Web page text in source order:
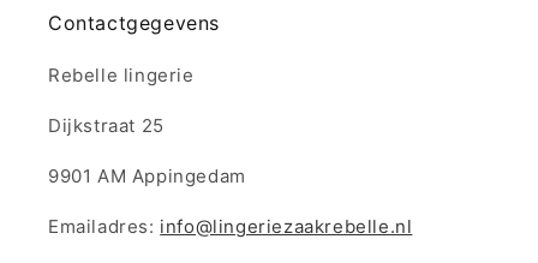
Contactgegevens
Rebelle lingerie
Dijkstraat 25
9901 AM Appingedam
Emailadres: info@lingeriezaakrebelle.nl